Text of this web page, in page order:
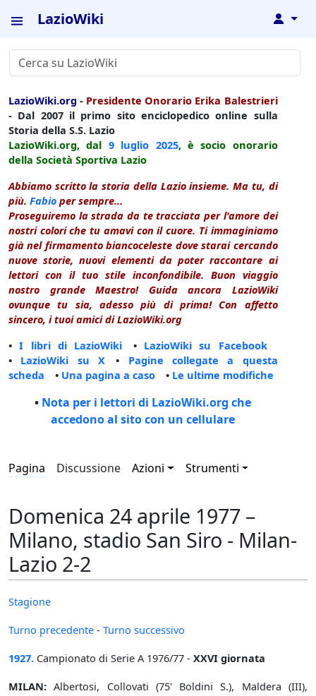
LazioWiki ↓
LazioWiki.org - Presidente Onorario Erika Balestrieri
- Dal 2007 il primo sito enciclopedico online sulla
Storia della S.S. Lazio
LazioWiki.org, dal 9 luglio 2025, è socio onorario
della Società Sportiva Lazio
Abbiamo scritto la storia della Lazio insieme. Ma tu, di
più. Fabio per sempre...
Proseguiremo la strada da te tracciata per l'amore dei
nostri colori che tu amavi con il cuore. Ti immaginiamo
già nel firmamento biancoceleste dove starai cercando
nuove storie, nuovi elementi da poter raccontare ai
lettori con il tuo stile inconfondibile. Buon viaggio
nostro grande Maestro! Guida ancora LazioWiki
ovunque tu sia, adesso più di prima! Con affetto
sincero, i tuoi amici di LazioWiki.org
•I libri di LazioWiki • LazioWiki su Facebook
• LazioWiki su X • Pagine collegate a questa
scheda • Una pagina a caso • Le ultime modifiche
• Nota per i lettori di LazioWiki.org che
accedono al sito con un cellulare
Pagina Discussione Azioni Strumenti
Domenica 24 aprile 1977 –
Milano, stadio San Siro - Milan-
Lazio 2-2
Stagione
Turno precedente - Turno successivo
1927. Campionato di Serie A 1976/77 - XXVI giornata
MILAN: Albertosi, Collovati (75' Boldini S.), Maldera (III),